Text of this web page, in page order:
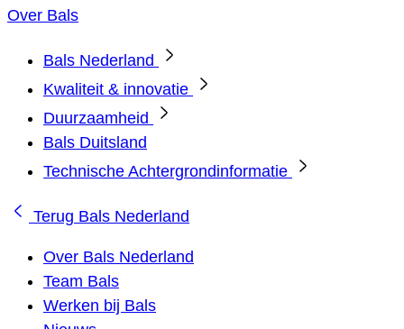
Over Bals
Bals Nederland
Kwaliteit & innovatie
Duurzaamheid
Bals Duitsland
Technische Achtergrondinformatie
Terug Bals Nederland
Over Bals Nederland
Team Bals
Werken bij Bals